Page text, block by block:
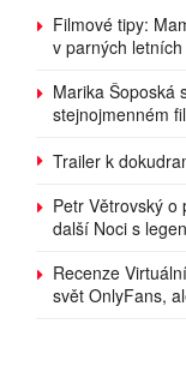
Filmové tipy:
v parných
Marika Šoposká
stejnojmenném
Trailer k
Petr Větrovský
další Noci s
Recenze
svět OnlyFans,